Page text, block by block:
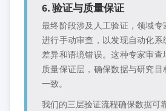
6. 验证与质量保证
最终阶段涉及人工验证，领域
进行手动审查，以发现自动化系
差异和语境错误。这种专家审查
质量保证层，确保数据与研究
一致。
我们的三层验证流程确保数据可